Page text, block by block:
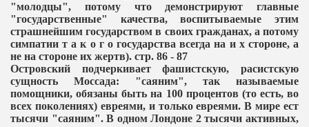
"молодцы", потому что демонстрируют главные
"государственные" качества, воспитываемые этим
страшнейшим государством в своих гражданах, а потому
симпатии т а к о г о государства всегда на и х стороне, а
не на стороне их жертв). стр. 86 - 87
Островский подчеркивает фашистскую, расистскую
сущность Моссада: "саяним", так называемые
помощники, обязаны быть на 100 процентов (то есть, во
всех поколениях) евреями, и только евреями. В мире ест
тысячи "саяним". В одном Лондоне 2 тысячи активных,